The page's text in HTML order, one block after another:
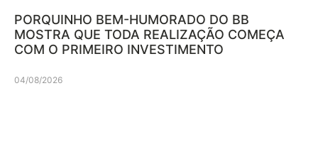
PORQUINHO BEM-HUMORADO DO BB
MOSTRA QUE TODA REALIZAÇÃO COMEÇA
COM O PRIMEIRO INVESTIMENTO
04/08/2026